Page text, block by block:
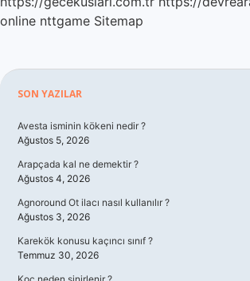
online nttgame Sitemap
Sidebar
SON YAZILAR
Avesta isminin kökeni nedir ?
Ağustos 5, 2026
Arapçada kal ne demektir ?
Ağustos 4, 2026
Agnoround Ot ilacı nasıl kullanılır ?
Ağustos 3, 2026
Karekök konusu kaçıncı sınıf ?
Temmuz 30, 2026